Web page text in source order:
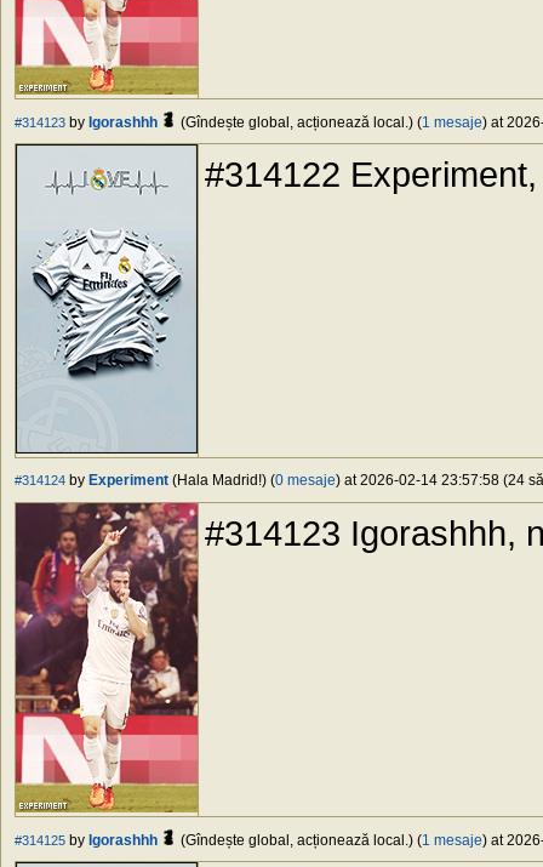
#314123 by Igorashhh (Gîndește global, acționează local.) (1 mesaje) at
#314122
#314124 by Experiment (Hala Madrid!) (0 mesaje) at 2026-02-14 23:57:58 (24
#314123 Igorashhh,
#314125 by Igorashhh (Gîndește global, acționează local.) (1 mesaje) at